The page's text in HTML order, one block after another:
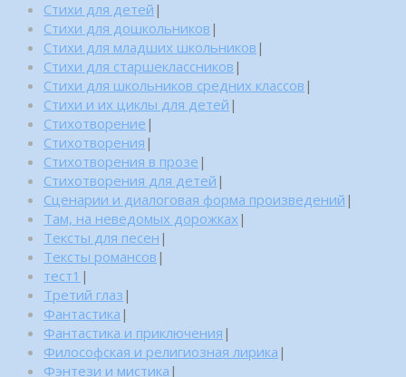
Стихи для детей |
Стихи для дошкольников |
Стихи для младших школьников |
Стихи для старшеклассников |
Стихи для школьников средних классов |
Стихи и их циклы для детей |
Стихотворение |
Стихотворения |
Стихотворения в прозе |
Стихотворения для детей |
Сценарии и диалоговая форма произведений |
Там, на неведомых дорожках |
Тексты для песен |
Тексты романсов |
тест1 |
Третий глаз |
Фантастика |
Фантастика и приключения |
Философская и религиозная лирика |
Фэнтези и мистика |